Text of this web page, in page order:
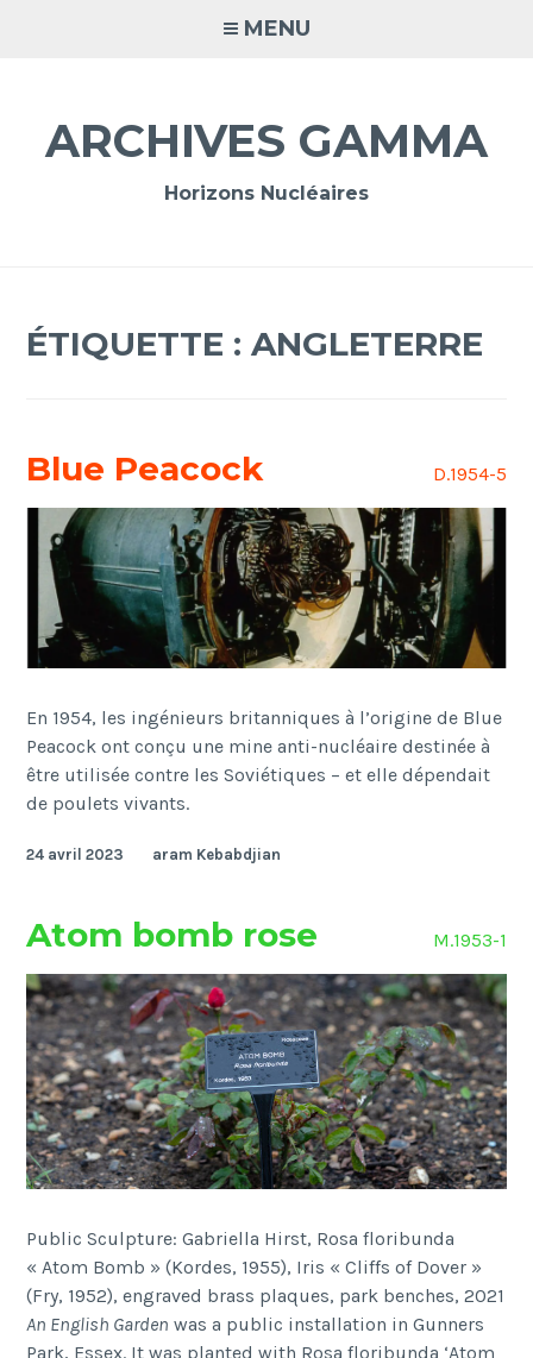
MENU
ARCHIVES GAMMA
Horizons Nucléaires
ÉTIQUETTE :ANGLETERRE
Blue Peacock D.1954-5
En 1954, les ingénieurs britanniques à l’origine de Blue
Peacock ont conçu une mine anti-nucléaire destinée à
être utilisée contre les Soviétiques – et elle dépendait
de poulets vivants.
24 avril 2023 aram Kebabdjian
Atom bomb rose M.1953-1
Public Sculpture: Gabriella Hirst, Rosa floribunda
« Atom Bomb » (Kordes, 1955), Iris « Cliffs of Dover »
(Fry, 1952), engraved brass plaques, park benches, 2021
An English Garden was a public installation in Gunners
Park, Essex. It was planted with Rosa floribunda ‘Atom